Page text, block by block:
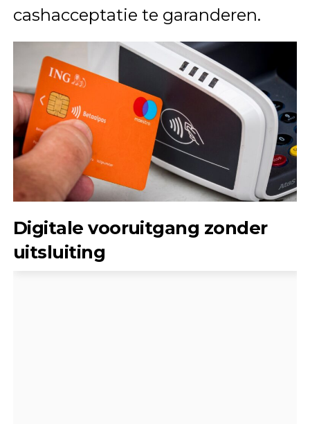
cashacceptatie te garanderen.
Digitale vooruitgang zonder
uitsluiting